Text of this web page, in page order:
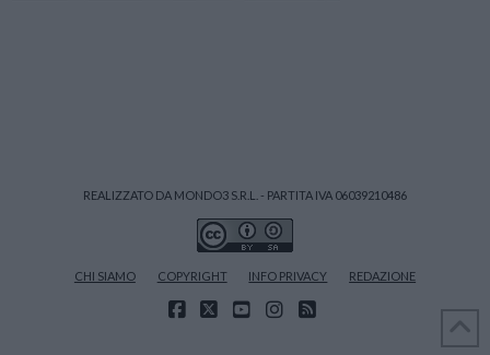
REALIZZATO DA MONDO3 S.R.L. - PARTITA IVA 06039210486
CHI SIAMO COPYRIGHT INFO PRIVACY REDAZIONE